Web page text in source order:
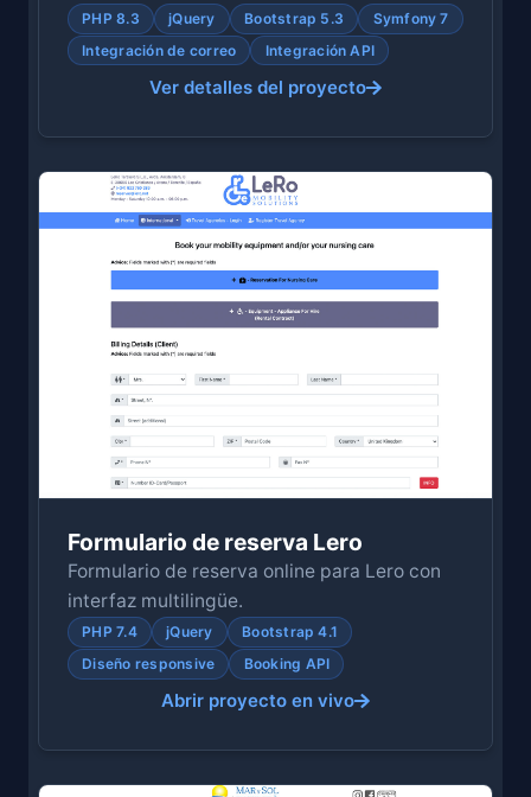
PHP 8.3 jQuery Bootstrap 5.3
Symfony 7
Integración de correo
Integración API
Ver detalles del proyecto
Formulario de reserva Lero
Formulario de reserva online para Lero con
interfaz multilingüe.
PHP 7.4 jQuery
Bootstrap 4.1
Diseño responsive
Booking API
Abrir proyecto en vivo